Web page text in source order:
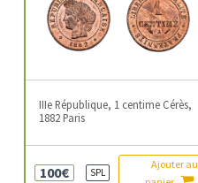
IIIe République, 1 centime Cérès,
1882 Paris
100€ SPL
Ajouter au